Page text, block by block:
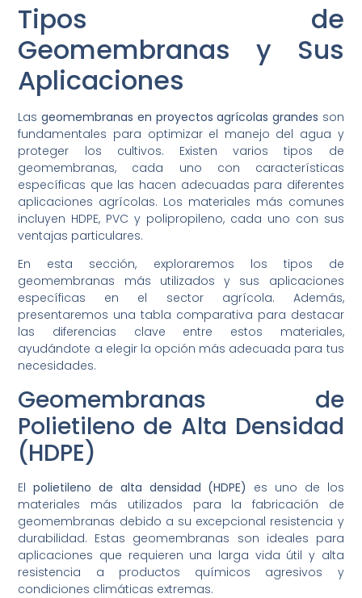
Tipos de
Geomembranas y Sus
Aplicaciones
Lasgeomembranas en proyectos agrícolas grandes son
fundamentales para optimizar el manejo del agua y
proteger los cultivos. Existen varios tipos de
geomembranas, cada uno con características
específicas que las hacen adecuadas para diferentes
aplicaciones agrícolas. Los materiales más comunes
incluyen HDPE, PVC y polipropileno, cada uno con sus
ventajas particulares.
En esta sección, exploraremos los tipos de
geomembranas más utilizados y sus aplicaciones
específicas en el sector agrícola. Además,
presentaremos una tabla comparativa para destacar
las diferencias clave entre estos materiales,
ayudándote a elegir la opción más adecuada para tus
necesidades.
Geomembranas de
Polietileno de Alta Densidad
(HDPE)
Elpolietileno de alta densidad (HDPE) es uno de los
materiales más utilizados para la fabricación de
geomembranas debido a su excepcional resistencia y
durabilidad. Estas geomembranas son ideales para
aplicaciones que requieren una larga vida útil y alta
resistencia a productos químicos agresivos y
condiciones climáticas extremas.